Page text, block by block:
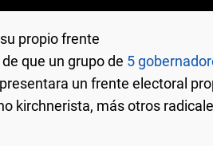
propio frente
que un grupo de 5
un frente electoral
kirchnerista, más otros